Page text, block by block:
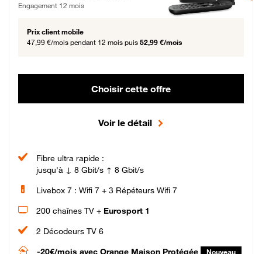
Engagement 12 mois
Prix client mobile
47,99 €/mois pendant 12 mois puis 52,99 €/mois
Choisir cette offre
Voir le détail
Fibre ultra rapide :
jusqu'à ↓ 8 Gbit/s ↑ 8 Gbit/s
Livebox 7 : Wifi 7 + 3 Répéteurs Wifi 7
200 chaînes TV + Eurosport 1
2 Décodeurs TV 6
-20€/mois avec Orange Maison Protégée Nouveau